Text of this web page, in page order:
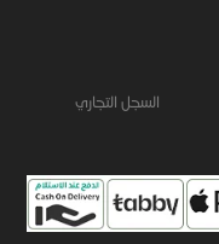
السجل التجاري